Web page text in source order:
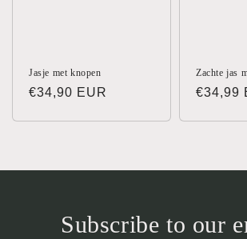
Jasje met knopen
Normale
€34,90 EUR
Zachte jas
€34,99
Subscribe to our